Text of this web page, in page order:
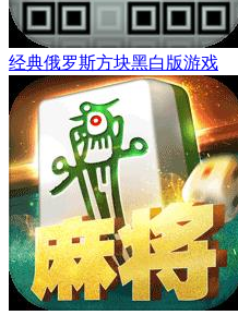
经典俄罗斯方块黑白版游戏